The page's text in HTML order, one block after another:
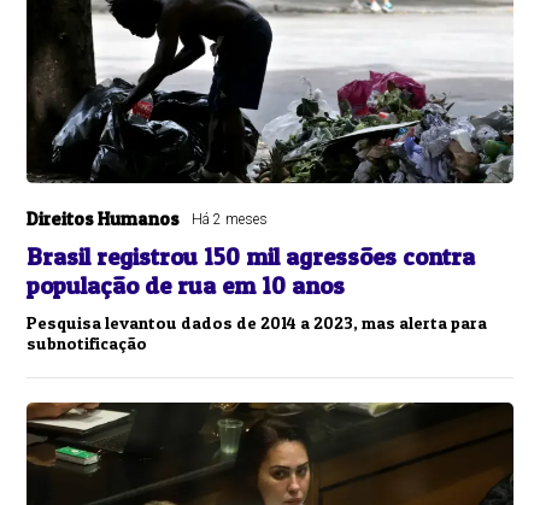
Direitos Humanos Há 2 meses
Brasil registrou 150 mil agressões contra
população de rua em 10 anos
Pesquisa levantou dados de 2014 a 2023, mas alerta para
subnotificação